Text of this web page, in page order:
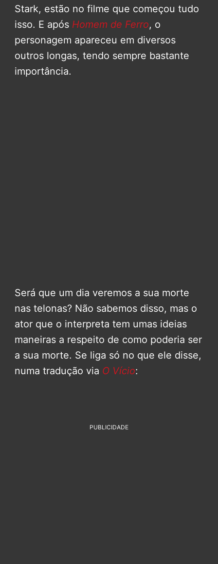
Stark, estão no filme que começou tudo
isso. E após Homem de Ferro, o
personagem apareceu em diversos
outros longas, tendo sempre bastante
importância.
Será que um dia veremos a sua morte
nas telonas? Não sabemos disso, mas o
ator que o interpreta tem umas ideias
maneiras a respeito de como poderia ser
a sua morte. Se liga só no que ele disse,
numa tradução via O Vício:
PUBLICIDADE